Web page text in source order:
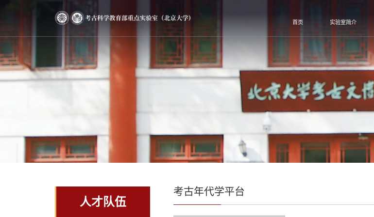
首页 实验室简介
人才队伍
考古年代学平台